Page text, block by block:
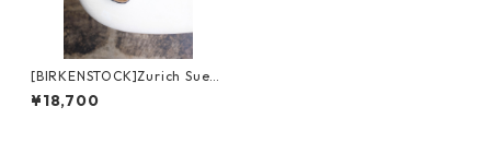
[BIRKENSTOCK]Zurich Sued
e Leather Black
¥18,700